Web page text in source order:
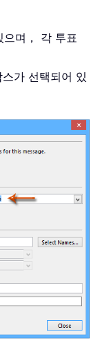
며， 각 투표
가 선택되어 있